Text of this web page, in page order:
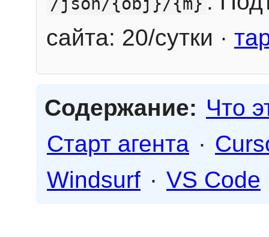
сайта: 20/сутки ·
Содержание: Что
Старт агента ·
Windsurf · VS Code